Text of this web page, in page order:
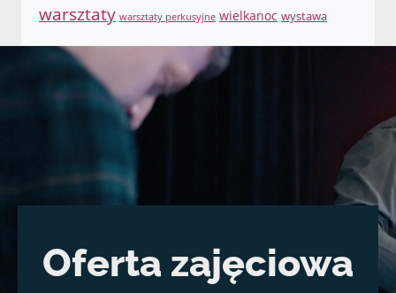
warsztaty warsztaty perkusyjne wielkanoc wystawa
Oferta zajęciowa